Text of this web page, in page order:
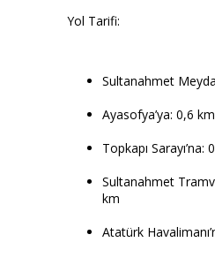
Yol Tarifi:
Sultanahmet
Ayasofya’ya: 0,6 km
Topkapı Sarayı’na:
Sultanahmet
km
Atatürk